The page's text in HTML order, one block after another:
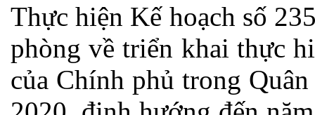
Thực hiện Kế hoạch số
phòng về triển khai thực
của Chính phủ trong